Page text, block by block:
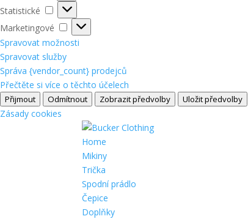
Statistické
Statistické
Marketingové
Marketingové
Spravovat možnosti
Spravovat služby
Správa {vendor_count} prodejců
Přečtěte si více o těchto účelech
Přijmout Odmítnout Zobrazit předvolby Uložit předvolby
Zásady cookies
Home
Mikiny
Trička
Spodní prádlo
Čepice
Doplňky